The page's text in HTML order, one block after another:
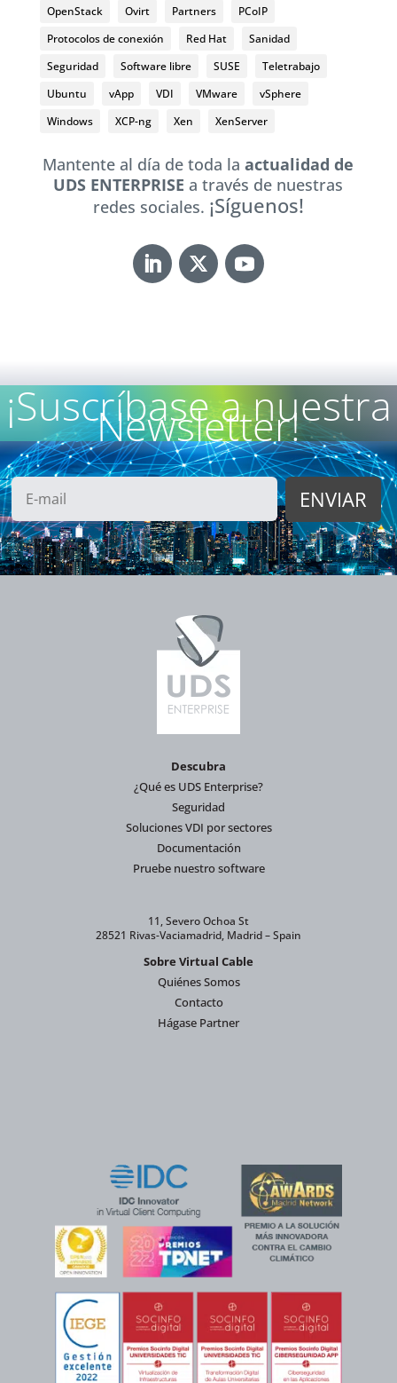
OpenStack
Ovirt Partners
PCoIP
Protocolos de conexión
Red Hat
Sanidad
Seguridad
Software libre SUSE
Teletrabajo
Ubuntu
vApp VDI VMware
vSphere
Windows
XCP-ng Xen XenServer
Mantente al día de toda laactualidad de
UDS ENTERPRISEa través de nuestras
redes sociales. ¡Síguenos!
¡Suscríbase a nuestra
Newsletter!
Descubra
¿Qué es UDS Enterprise?
Seguridad
Soluciones VDI por sectores
Documentación
Pruebe nuestro software
11, Severo Ochoa St
28521 Rivas-Vaciamadrid, Madrid – Spain
Sobre Virtual Cable
Quiénes Somos
Contacto
Hágase Partner